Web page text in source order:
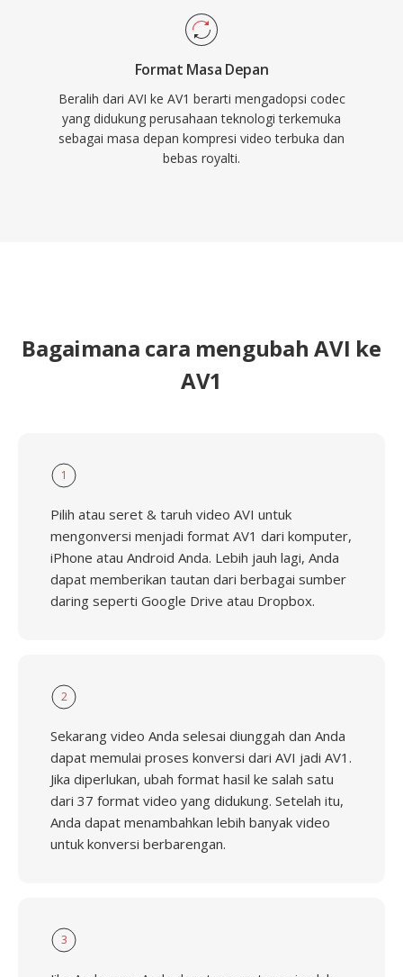
Format Masa Depan
Beralih dari AVI ke AV1 berarti mengadopsi codec
yang didukung perusahaan teknologi terkemuka
sebagai masa depan kompresi video terbuka dan
bebas royalti.
Bagaimana cara mengubah AVI ke
AV1
1
Pilih atau seret & taruh video AVI untuk
mengonversi menjadi format AV1 dari komputer,
iPhone atau Android Anda. Lebih jauh lagi, Anda
dapat memberikan tautan dari berbagai sumber
daring seperti Google Drive atau Dropbox.
2
Sekarang video Anda selesai diunggah dan Anda
dapat memulai proses konversi dari AVI jadi AV1.
Jika diperlukan, ubah format hasil ke salah satu
dari 37 format video yang didukung. Setelah itu,
Anda dapat menambahkan lebih banyak video
untuk konversi berbarengan.
3